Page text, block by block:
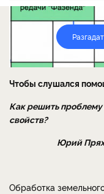
Чтобы слушался
Как решить проблему
свойств?
Юрий
Обработка